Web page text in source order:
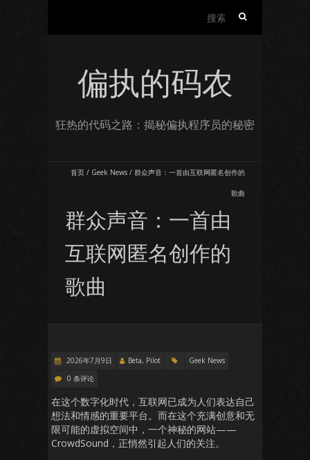
偏执的码农
狂热的代码之路：揭秘偏执程序员的秘密
首页 / Geek News / 群众声音：一首由互联网匿名创作的
歌曲
群众声音：一首由
互联网匿名创作的
歌曲
2026年7月9日 Beta, Pilot
Geek News
0 条评论
在这个数字化时代，互联网已成为人们表达自己
想法和情感的重要平台。而在这个充满创意和无
限可能的虚拟空间中，一个神秘的网站——
CrowdSound，正悄然引起人们的关注。